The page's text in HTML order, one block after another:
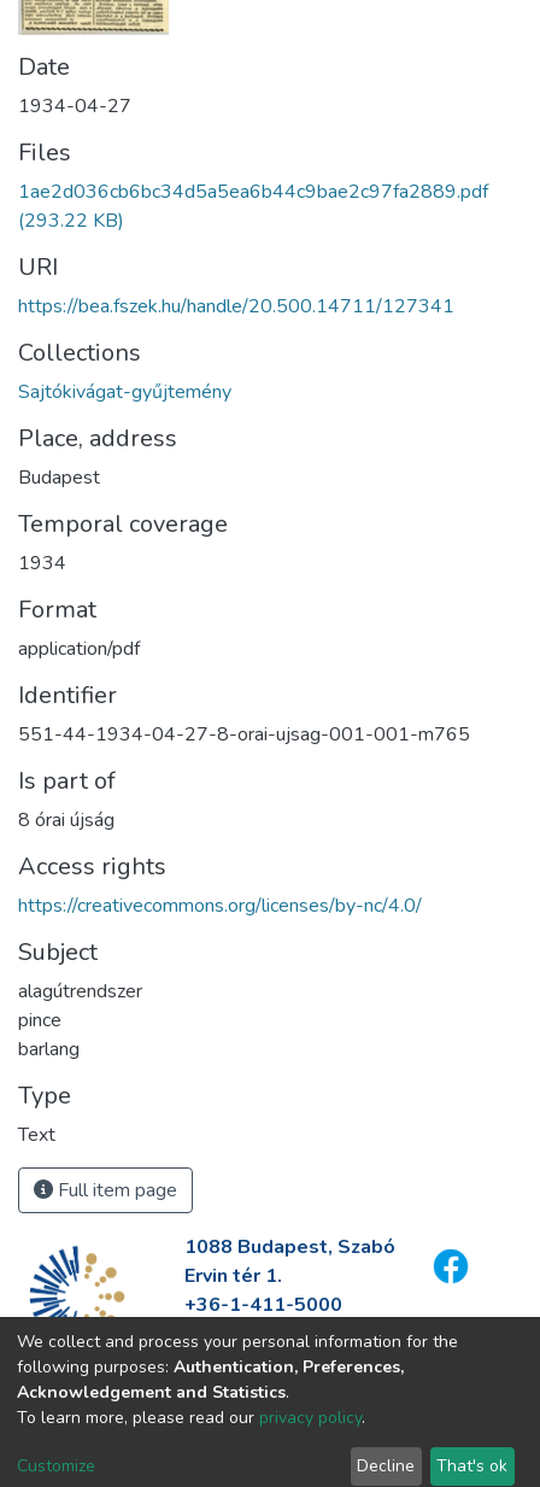
Date
1934-04-27
Files
1ae2d036cb6bc34d5a5ea6b44c9bae2c97fa2889.pdf
(293.22 KB)
URI
https://bea.fszek.hu/handle/20.500.14711/127341
Collections
Sajtókivágat-gyűjtemény
Place, address
Budapest
Temporal coverage
1934
Format
application/pdf
Identifier
551-44-1934-04-27-8-orai-ujsag-001-001-m765
Is part of
8 órai újság
Access rights
https://creativecommons.org/licenses/by-nc/4.0/
Subject
alagútrendszer
pince
barlang
Type
Text
Full item page
1088 Budapest, Szabó
Ervin tér 1.
+36-1-411-5000
info@fszek.hu
https://fszek.hu
We collect and process your personal information for the
following purposes: Authentication, Preferences,
Acknowledgement and Statistics.
To learn more, please read our privacy policy.
Customize Decline That's ok